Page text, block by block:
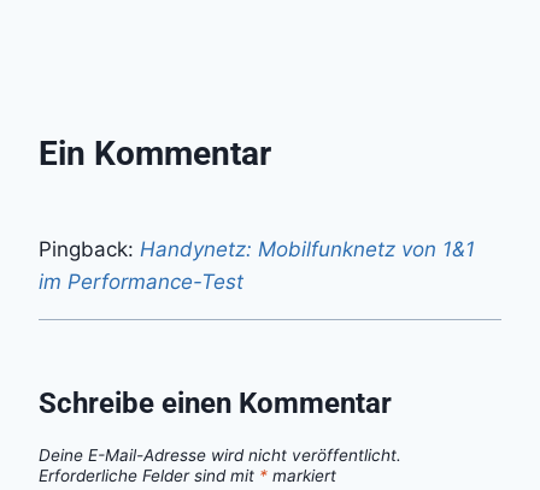
Ein Kommentar
Pingback: Handynetz: Mobilfunknetz von 1&1
im Performance-Test
Schreibe einen Kommentar
Deine E-Mail-Adresse wird nicht veröffentlicht.
Erforderliche Felder sind mit * markiert